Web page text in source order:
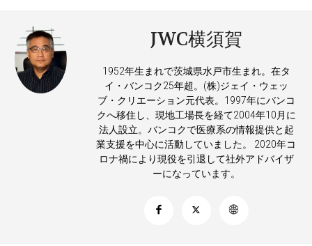
JWC横須賀
1952年生まれで茨城県水戸市生まれ。在タ
イ・バンコク25年超。(株)ジェイ・ウェッ
ブ・クリエーション元代表。1997年にバンコ
クへ移住し、現地工場長を経て2004年10月に
法人設立。バンコクで医療系の情報提供と起
業支援を中心に活動していました。 2020年コ
ロナ禍により現役を引退して社外アドバイザ
ーになっています。